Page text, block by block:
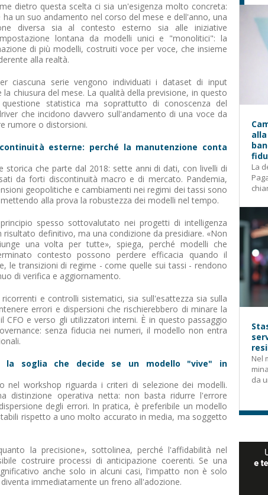
dietro questa scelta ci sia un'esigenza molto concreta:
un suo andamento nel corso del mese e dell'anno, una
diversa sia al contesto esterno sia alle iniziative
lontana da modelli unici e "monolitici": la
di più modelli, costruiti voce per voce, che insieme
alla realtà.
ciascuna serie vengono individuati i dataset di input
chiusura del mese. La qualità della previsione, in questo
statistica ma soprattutto di conoscenza del
che incidono davvero sull'andamento di una voce da
rumore o distorsioni.
esterne: perché la manutenzione conta
storica che parte dal 2018: sette anni di dati, con livelli di
da forti discontinuità macro e di mercato. Pandemia,
geopolitiche e cambiamenti nei regimi dei tassi sono
alla prova la robustezza dei modelli nel tempo.
spesso sottovalutato nei progetti di intelligenza
definitivo, ma una condizione da presidiare. «Non
una volta per tutte», spiega, perché modelli che
contesto possono perdere efficacia quando il
le transizioni di regime - come quelle sui tassi - rendono
di verifica e aggiornamento.
e controlli sistematici, sia sull'esattezza sia sulla
errori e dispersioni che rischierebbero di minare la
CFO e verso gli utilizzatori interni. È in questo passaggio
senza fiducia nei numeri, il modello non entra
la soglia che decide se un modello "vive" in
nel workshop riguarda i criteri di selezione dei modelli.
distinzione operativa netta: non basta ridurre l'errore
degli errori. In pratica, è preferibile un modello
rispetto a uno molto accurato in media, ma soggetto
la precisione», sottolinea, perché l'affidabilità nel
costruire processi di anticipazione coerenti. Se una
anche solo in alcuni casi, l'impatto non è solo
immediatamente un freno all'adozione.
La
Nel
da